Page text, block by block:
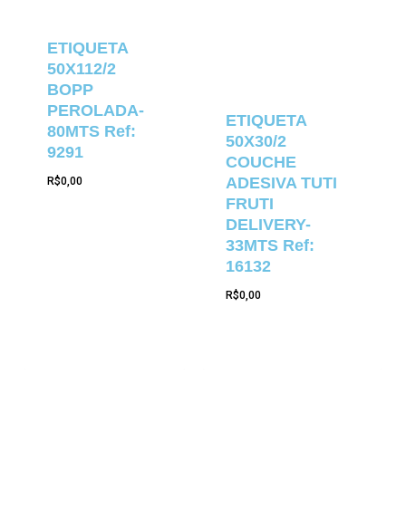
ETIQUETA
50X112/2
BOPP
PEROLADA-
80MTS Ref:
9291
R$0,00
ETIQUETA
50X30/2
COUCHE
ADESIVA TUTI
FRUTI
DELIVERY-
33MTS Ref:
16132
R$0,00